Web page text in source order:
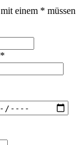
einem * müssen